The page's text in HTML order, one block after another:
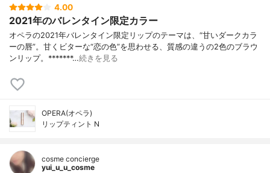
4.00
2021年のバレンタイン限定カラー
オペラの2021年バレンタイン限定リップのテーマは、“甘いダークカラ
ーの唇”。甘くビターな“恋の色”を思わせる、質感の違うの2色のブラウ
ンリップ。*******…続きを見る
OPERA(オペラ)
リップティント N
cosme concierge
yui_u_u_cosme